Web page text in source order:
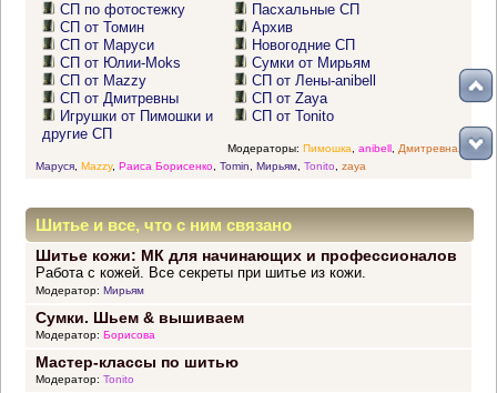
СП по фотостежку
СП от Томин
СП от Маруси
СП от Юлии-Moks
СП от Mazzy
СП от Дмитревны
Игрушки от Пимошки и
другие СП
Пасхальные СП
Архив
Новогодние СП
Сумки от Мирьям
СП от Лены-anibell
СП от Zaya
СП от Tonito
Модераторы: Пимошка anibell, Дмитревна
Маруся, Mazzy, Раиса Борисенко, Tomin Мирьям, Tonito zaya
Шитье и все, что с ним связано
Шитье кожи: МК для начинающих и профессионалов
Работа с кожей. Все секреты при шитье из кожи.
Модератор: Мирьям
Сумки. Шьем & вышиваем
Модератор: Борисова
Мастер-классы по шитью
Модератор: Tonito